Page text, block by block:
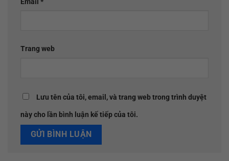
Trang web
Lưu tên của tôi, email, và trang web trong trình duyệt
này cho lần bình luận kế tiếp của tôi.